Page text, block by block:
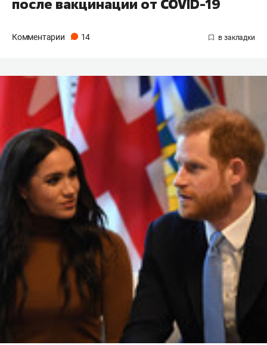
после вакцинации от COVID-19
Комментарии 14